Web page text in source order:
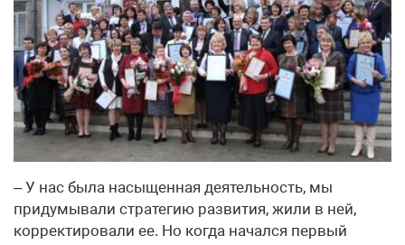
– У нас была насыщенная деятельность, мы
придумывали стратегию развития, жили в ней,
корректировали ее. Но когда начался первый